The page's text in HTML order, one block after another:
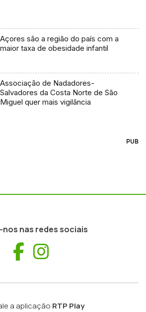
Açores são a região do país com a
maior taxa de obesidade infantil
Associação de Nadadores-
Salvadores da Costa Norte de São
Miguel quer mais vigilância
PUB
nos nas redes sociais
Facebook
a aplicação RTP Play